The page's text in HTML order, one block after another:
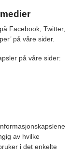
Facebook, Twitter,
på våre sider.
på våre sider:
av hvilke
i det enkelte